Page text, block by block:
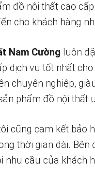
đồ nội thất cao
cho khách hàng
Nam Cường luôn
dịch vụ tốt nhất
chuyên nghiệp,
phẩm đồ nội thất
cũng cam kết bảo
thời gian dài.
nhu cầu của khách